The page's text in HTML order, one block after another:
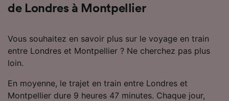
de Londres à Montpellier
Vous souhaitez en savoir plus sur le voyage en train
entre Londres et Montpellier ? Ne cherchez pas plus
loin.
En moyenne, le trajet en train entre Londres et
Montpellier dure 9 heures 47 minutes. Chaque jour,